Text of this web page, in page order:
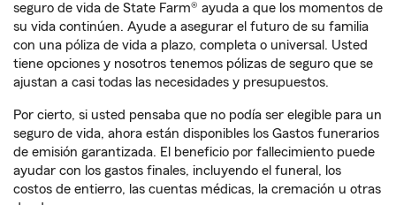
seguro de vida de State Farm® ayuda a que los momentos de
su vida continúen. Ayude a asegurar el futuro de su familia
con una póliza de vida a plazo, completa o universal. Usted
tiene opciones y nosotros tenemos pólizas de seguro que se
ajustan a casi todas las necesidades y presupuestos.
Por cierto, si usted pensaba que no podía ser elegible para un
seguro de vida, ahora están disponibles los Gastos funerarios
de emisión garantizada. El beneficio por fallecimiento puede
ayudar con los gastos finales, incluyendo el funeral, los
costos de entierro, las cuentas médicas, la cremación u otras